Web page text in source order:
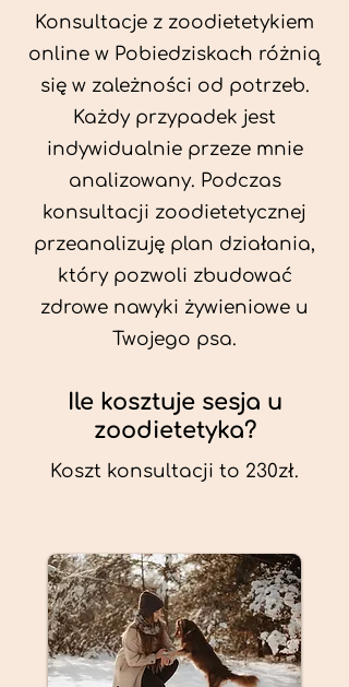
Konsultacje z zoodietetykiem
online w Pobiedziskach różnią
się w zależności od potrzeb.
Każdy przypadek jest
indywidualnie przeze mnie
analizowany. Podczas
konsultacji zoodietetycznej
przeanalizuję plan działania,
który pozwoli zbudować
zdrowe nawyki żywieniowe u
Twojego psa.
Ile kosztuje sesja u
zoodietetyka?
Koszt konsultacji to 230zł.